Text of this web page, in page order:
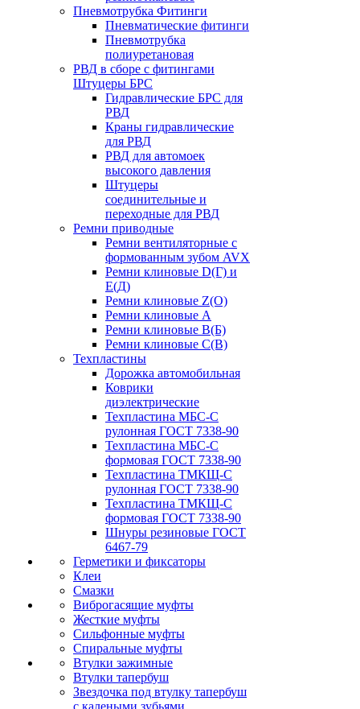
Пневмотрубка Фитинги
Пневматические фитинги
Пневмотрубка
полиуретановая
РВД в сборе с фитингами
Штуцеры БРС
Гидравлические БРС для
РВД
Краны гидравлические
для РВД
РВД для автомоек
высокого давления
Штуцеры
соединительные и
переходные для РВД
Ремни приводные
Ремни вентиляторные с
формованным зубом AVX
Ремни клиновые D(Г) и
Е(Д)
Ремни клиновые Z(О)
Ремни клиновые А
Ремни клиновые В(Б)
Ремни клиновые С(В)
Техпластины
Дорожка автомобильная
Коврики
диэлектрические
Техпластина МБС-С
рулонная ГОСТ 7338-90
Техпластина МБС-С
формовая ГОСТ 7338-90
Техпластина ТМКЩ-С
рулонная ГОСТ 7338-90
Техпластина ТМКЩ-С
формовая ГОСТ 7338-90
Шнуры резиновые ГОСТ
6467-79
Герметики и фиксаторы
Клеи
Смазки
Виброгасящие муфты
Жесткие муфты
Сильфонные муфты
Спиральные муфты
Втулки зажимные
Втулки тапербуш
Звездочка под втулку тапербуш
c калеными зубьями